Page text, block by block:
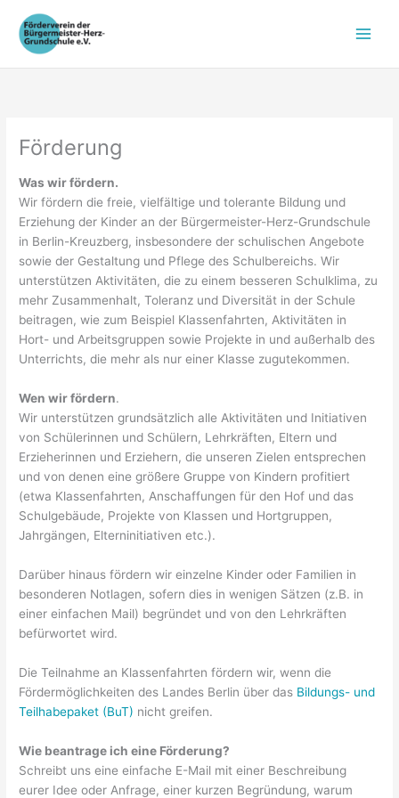
Inhalt
springen
Förderung
Was wir fördern.
Wir fördern die freie, vielfältige und tolerante Bildung und
Erziehung der Kinder an der Bürgermeister-Herz-Grundschule
in Berlin-Kreuzberg, insbesondere der schulischen Angebote
sowie der Gestaltung und Pflege des Schulbereichs. Wir
unterstützen Aktivitäten, die zu einem besseren Schulklima, zu
mehr Zusammenhalt, Toleranz und Diversität in der Schule
beitragen, wie zum Beispiel Klassenfahrten, Aktivitäten in
Hort- und Arbeitsgruppen sowie Projekte in und außerhalb des
Unterrichts, die mehr als nur einer Klasse zugutekommen.
Wen wir fördern.
Wir unterstützen grundsätzlich alle Aktivitäten und Initiativen
von Schülerinnen und Schülern, Lehrkräften, Eltern und
Erzieherinnen und Erziehern, die unseren Zielen entsprechen
und von denen eine größere Gruppe von Kindern profitiert
(etwa Klassenfahrten, Anschaffungen für den Hof und das
Schulgebäude, Projekte von Klassen und Hortgruppen,
Jahrgängen, Elterninitiativen etc.).
Darüber hinaus fördern wir einzelne Kinder oder Familien in
besonderen Notlagen, sofern dies in wenigen Sätzen (z.B. in
einer einfachen Mail) begründet und von den Lehrkräften
befürwortet wird.
Die Teilnahme an Klassenfahrten fördern wir, wenn die
Fördermöglichkeiten des Landes Berlin über das Bildungs- und
Teilhabepaket (BuT) nicht greifen.
Wie beantrage ich eine Förderung?
Schreibt uns eine einfache E-Mail mit einer Beschreibung
eurer Idee oder Anfrage, einer kurzen Begründung, warum